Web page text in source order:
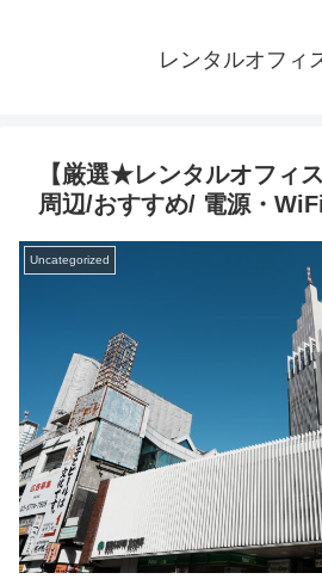
レンタルオフィ
【厳選★レンタルオフィ
周辺/おすすめ/ 電源・
Uncategorized